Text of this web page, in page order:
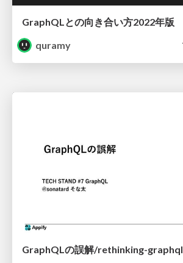
GraphQLとの向き合い方2022年版
quramy
GraphQLの誤解/rethinking-graphql